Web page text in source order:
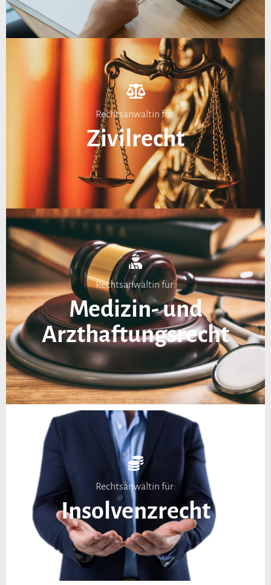
Rechtsanwältin für:
Zivilrecht
Rechtsanwältin für:
Medizin- und
Arzthaftungsrecht
Rechtsanwältin für:
Insolvenzrecht